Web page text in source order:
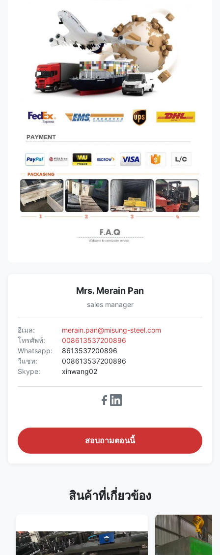
Mrs. Merain Pan
sales manager
อีเมล:
merain.pan@misung-steel.com
โทรศัพท์:
008613537200896
Whatsapp:
8613537200896
วีแชท:
008613537200896
Skype:
xinwang02
สอบถามตอนนี้
สินค้าที่เกี่ยวข้อง